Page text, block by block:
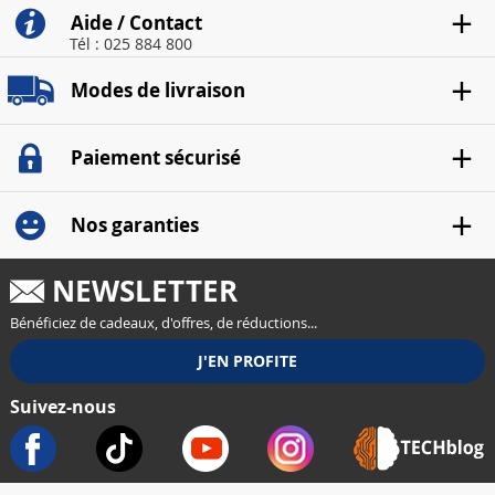
Aide / Contact
Tél : 025 884 800
Modes de livraison
Paiement sécurisé
Nos garanties
NEWSLETTER
Bénéficiez de cadeaux, d'offres, de réductions...
Suivez-nous